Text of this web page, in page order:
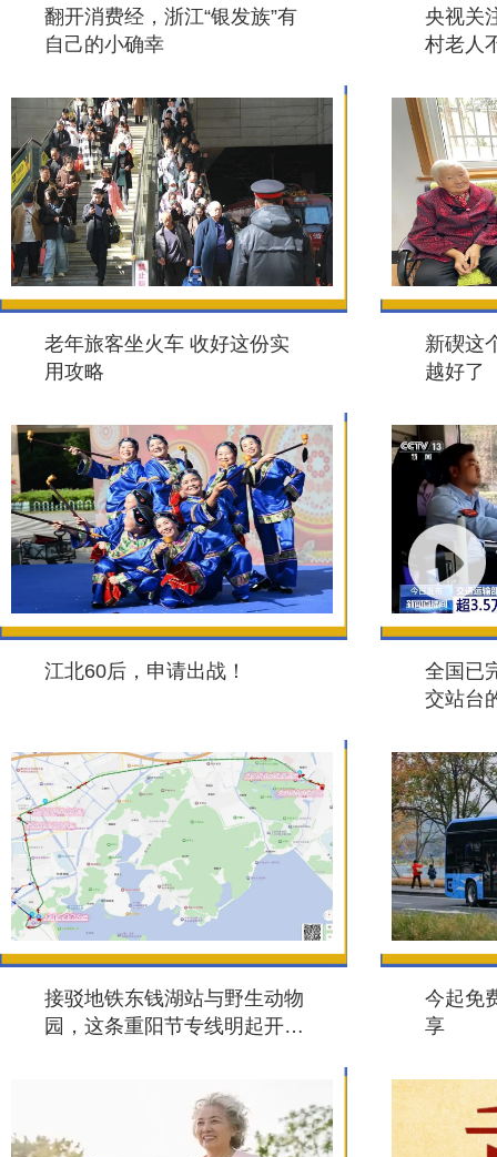
翻开消费经，浙江“银发族”有
自己的小确幸
央视关
村老人
老年旅客坐火车 收好这份实
用攻略
新碶这
越好了
江北60后，申请出战！
全国已
交站台
接驳地铁东钱湖站与野生动物
园，这条重阳节专线明起开
今起免
享